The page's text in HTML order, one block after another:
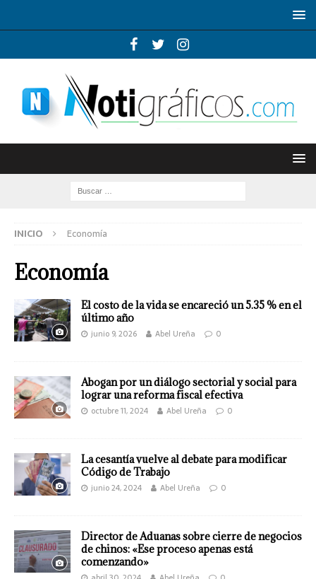
INICIO Economía
Economía
El costo de la vida se encareció un 5.35 % en el
último año
junio 9, 2026 Abel Ureña 0
Abogan por un diálogo sectorial y social para
lograr una reforma fiscal efectiva
octubre 11, 2024 Abel Ureña 0
La cesantía vuelve al debate para modificar
Código de Trabajo
junio 24, 2024 Abel Ureña 0
Director de Aduanas sobre cierre de negocios
de chinos: «Ese proceso apenas está
comenzando»